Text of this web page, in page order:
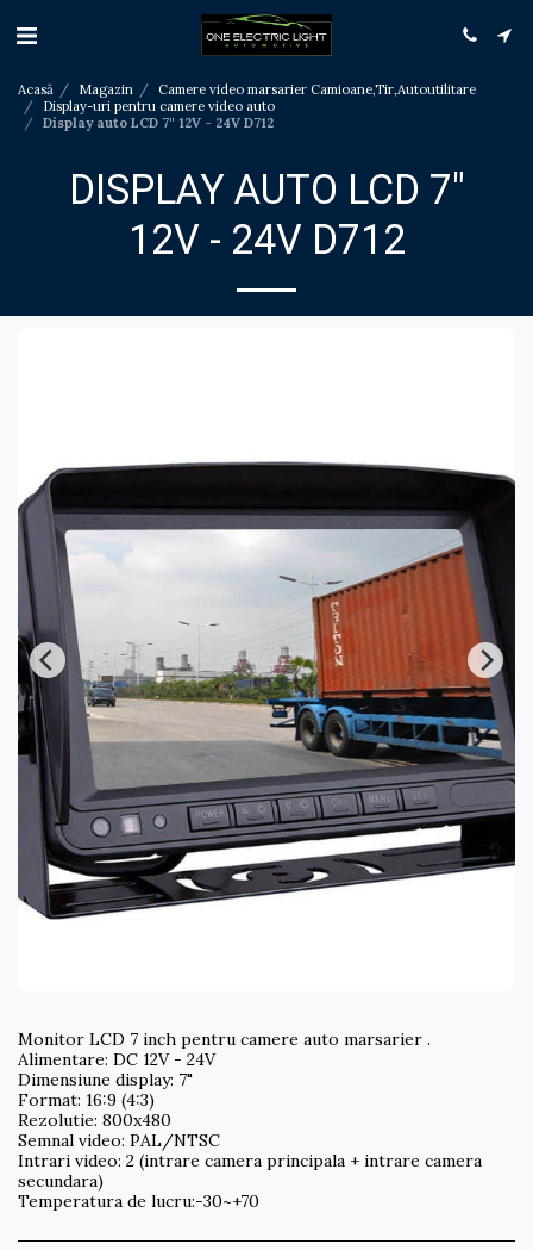
Acasă Magazin
Camere video marsarier Camioane,Tir,Autoutilitare
Display-uri pentru camere video auto
Display auto LCD 7" 12V - 24V D712
DISPLAY AUTO LCD 7"
12V - 24V D712
Monitor LCD 7 inch pentru camere auto marsarier .
Alimentare: DC 12V - 24V
Dimensiune display: 7"
Format: 16:9 (4:3)
Rezolutie: 800x480
Semnal video: PAL/NTSC
Intrari video: 2 (intrare camera principala + intrare camera
secundara)
Temperatura de lucru:-30~+70